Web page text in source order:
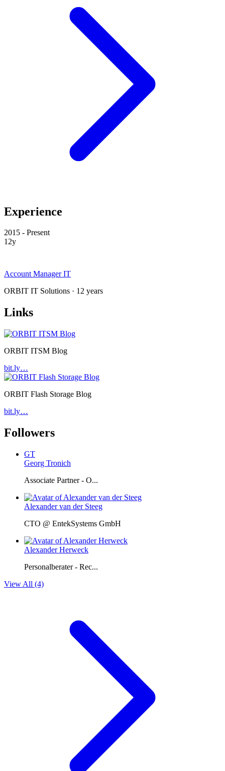
Experience
2015 - Present
12y
Account Manager IT
ORBIT IT Solutions · 12 years
Links
ORBIT ITSM Blog
bit.ly…
ORBIT Flash Storage Blog
bit.ly…
Followers
GT
Georg Tronich
Associate Partner - O...
Alexander van der Steeg
CTO @ EntekSystems GmbH
Alexander Herweck
Personalberater - Rec...
View All (4)